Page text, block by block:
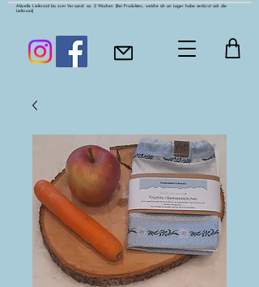
Aktuelle Lieferzeit bis zum Versand: ca. 2 Wochen (Bei Produkten, welche ich an Lager habe verkürzt sich die
Lieferzeit)